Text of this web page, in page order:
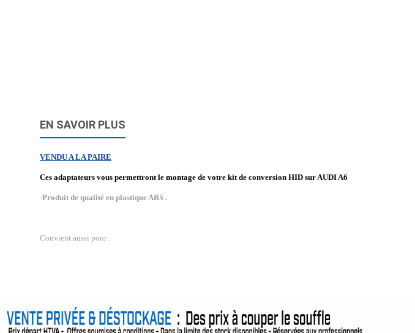
EN SAVOIR PLUS
VENDU A LA PAIRE
Ces adaptateurs vous permettront le montage de votre kit de conversion HID sur AUDI A6
-Produit de qualité en plastique ABS .
Convient aussi pour :